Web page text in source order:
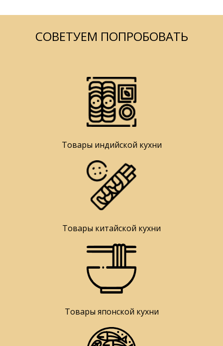
СОВЕТУЕМ ПОПРОБОВАТЬ
Товары индийской кухни
Товары китайской кухни
Товары японской кухни